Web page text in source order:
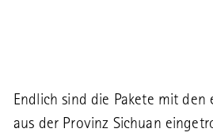
Endlich sind die Pakete mit
aus der Provinz Sichuan